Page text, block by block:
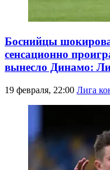
Боснийцы
сенсационно
вынесло Динамо:
19 февраля, 22:00 Лига